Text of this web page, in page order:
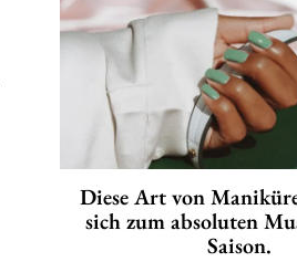
Diese Art von
sich zum absoluten
Saison.